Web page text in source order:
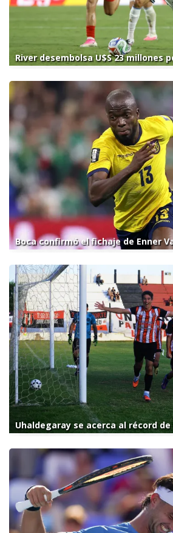
River desembolsa U$S 23 millones
Boca confirmó el fichaje de Enner
Uhaldegaray se acerca al récord de